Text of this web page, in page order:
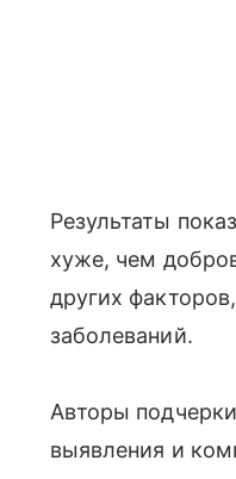
Результаты
хуже, чем
других
заболеваний.
Авторы
выявления и